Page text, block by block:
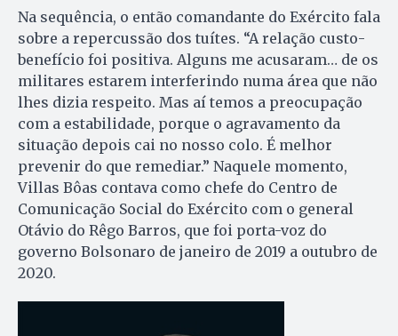
Na sequência, o então comandante do Exército fala
sobre a repercussão dos tuítes. “A relação custo-
benefício foi positiva. Alguns me acusaram… de os
militares estarem interferindo numa área que não
lhes dizia respeito. Mas aí temos a preocupação
com a estabilidade, porque o agravamento da
situação depois cai no nosso colo. É melhor
prevenir do que remediar.” Naquele momento,
Villas Bôas contava como chefe do Centro de
Comunicação Social do Exército com o general
Otávio do Rêgo Barros, que foi porta-voz do
governo Bolsonaro de janeiro de 2019 a outubro de
2020.